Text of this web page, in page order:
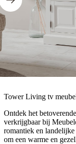
Tower Living tv
Ontdek het
verkrijgbaar bij
romantiek en
om een warme en